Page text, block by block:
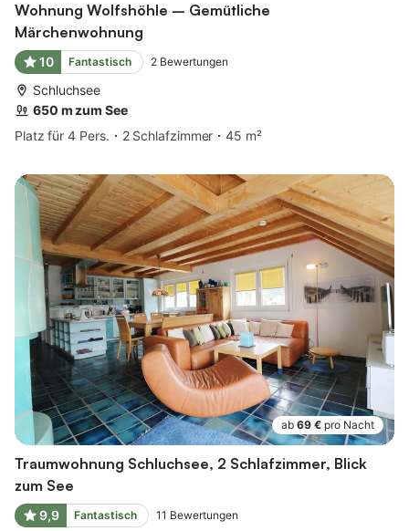
Wohnung Wolfshöhle – Gemütliche
Märchenwohnung
10 Fantastisch 2 Bewertungen
Schluchsee
650 m zum See
Platz für 4 Pers.
2 Schlafzimmer 45 m²
ab 69 € pro Nacht
Traumwohnung Schluchsee, 2 Schlafzimmer, Blick
zum See
9,9 Fantastisch 11 Bewertungen